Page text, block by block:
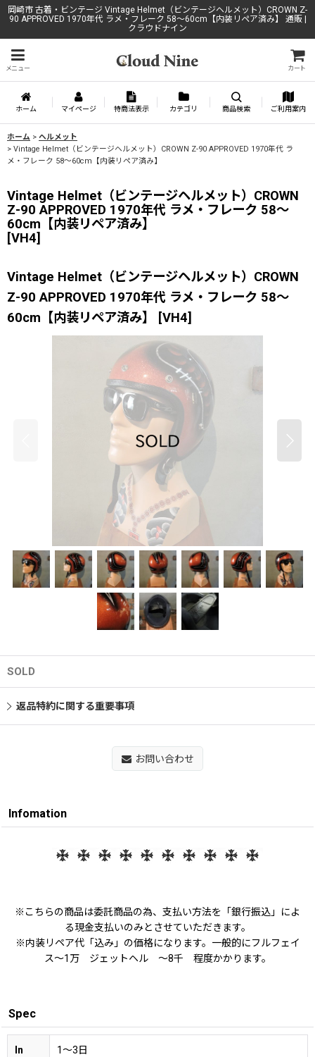
岡崎市 古着・ビンテージ Vintage Helmet（ビンテージヘルメット）CROWN Z-
90 APPROVED 1970年代 ラメ・フレーク 58〜60cm【内装リペア済み】 通販 |
クラウドナイン
メニュー カート
ホーム マイページ 特商法表示 カテゴリ 商品検索 ご利用案内
ホーム > ヘルメット
> Vintage Helmet（ビンテージヘルメット）CROWN Z-90 APPROVED 1970年代 ラ
メ・フレーク 58〜60cm【内装リペア済み】
Vintage Helmet（ビンテージヘルメット）CROWN
Z-90 APPROVED 1970年代 ラメ・フレーク 58〜
60cm【内装リペア済み】
[VH4]
Vintage Helmet（ビンテージヘルメット）CROWN
Z-90 APPROVED 1970年代 ラメ・フレーク 58〜
60cm【内装リペア済み】
[VH4]
SOLD
返品特約に関する重要事項
お問い合わせ
Infomation
※こちらの商品は委託商品の為、支払い方法を「銀行振込」によ
る現金支払いのみとさせていただきます。
※内装リペア代「込み」の価格になります。一般的にフルフェイ
ス〜1万 ジェットヘル 〜8千 程度かかります。
Spec
In
1〜3日